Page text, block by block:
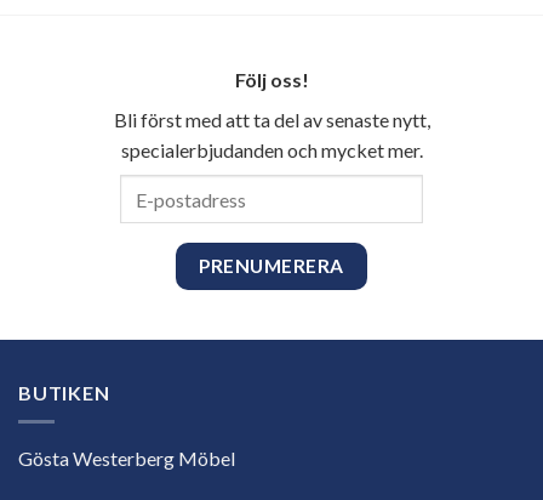
Följ oss!
Bli först med att ta del av senaste nytt,
specialerbjudanden och mycket mer.
BUTIKEN
Gösta Westerberg Möbel